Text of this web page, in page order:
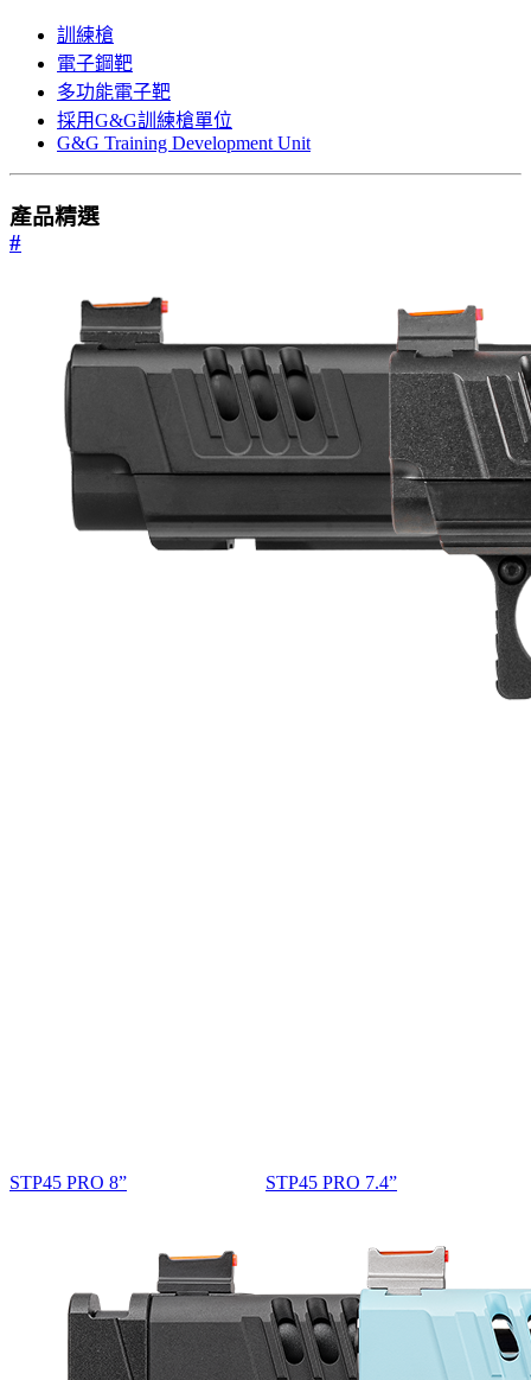
訓練槍
電子鋼靶
多功能電子靶
採用G&G訓練槍單位
G&G Training Development Unit
產品精選
#
STP45 PRO 8” STP45 PRO 7.4”